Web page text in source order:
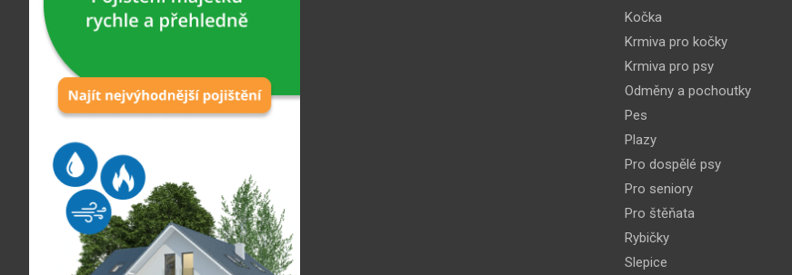
Kočka
Krmiva pro kočky
Krmiva pro psy
Odměny a pochoutky
Pes
Plazy
Pro dospělé psy
Pro seniory
Pro štěňata
Rybičky
Slepice